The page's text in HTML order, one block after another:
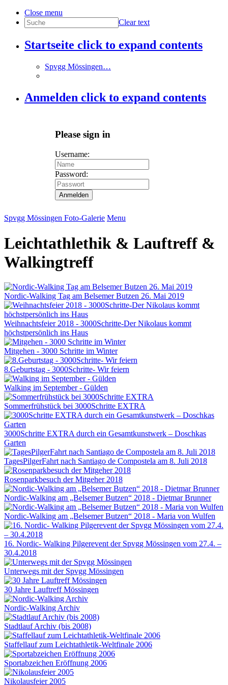
Close menu
Clear text
Startseite click to expand contents
Spvgg Mössingen…
Anmelden click to expand contents
Please sign in
Username:
Password:
Anmelden
Spvgg Mössingen Foto-Galerie Menu
Leichtathlethik & Lauftreff &
Walkingtreff
Nordic-Walking Tag am Belsemer Butzen 26. Mai 2019
Weihnachtsfeier 2018 - 3000Schritte-Der Nikolaus kommt
höchstpersönlich ins Haus
Mitgehen - 3000 Schritte im Winter
8.Geburtstag - 3000Schritte- Wir feiern
Walking im September - Gülden
Sommerfrühstück bei 3000Schritte EXTRA
3000Schritte EXTRA durch ein Gesamtkunstwerk – Doschkas
Garten
TagesPilgerFahrt nach Santiago de Compostela am 8. Juli 2018
Rosenparkbesuch der Mitgeher 2018
Nordic-Walking am „Belsemer Butzen“ 2018 - Dietmar Brunner
Nordic-Walking am „Belsemer Butzen“ 2018 - Maria von Wulfen
16. Nordic- Walking Pilgerevent der Spvgg Mössingen vom 27.4. –
30.4.2018
Unterwegs mit der Spvgg Mössingen
30 Jahre Lauftreff Mössingen
Nordic-Walking Archiv
Stadtlauf Archiv (bis 2008)
Staffellauf zum Leichtathletik-Weltfinale 2006
Sportabzeichen Eröffnung 2006
Nikolausfeier 2005